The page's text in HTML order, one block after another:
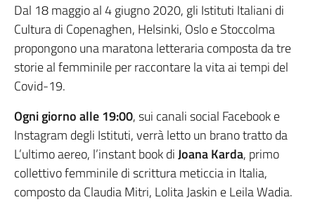
Dal 18 maggio al 4 giugno 2020, gli Istituti Italiani di
Cultura di Copenaghen, Helsinki, Oslo e Stoccolma
propongono una maratona letteraria composta da tre
storie al femminile per raccontare la vita ai tempi del
Covid-19.
Ogni giorno alle 19:00, sui canali social Facebook e
Instagram degli Istituti, verrà letto un brano tratto da
L’ultimo aereo, l’instant book diJoana Karda, primo
collettivo femminile di scrittura meticcia in Italia,
composto da Claudia Mitri, Lolita Jaskin e Leila Wadia.